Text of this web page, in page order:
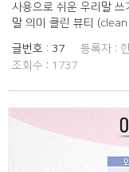
사용으로 쉬운 우리말 쓰
말 의미 클린 뷰티
이 낮은 단순한 기술이나
글번호 : 37 등록자 :
조회수 : 1737